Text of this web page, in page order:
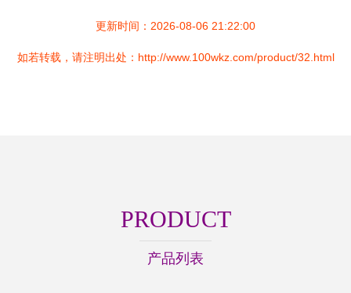
更新时间：2026-08-06 21:22:00
如若转载，请注明出处：http://www.100wkz.com/product/32.html
PRODUCT
产品列表